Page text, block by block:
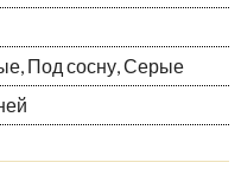
Под сосну, Серые